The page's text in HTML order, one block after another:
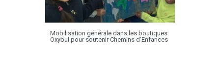
Mobilisation générale dans les boutiques
Oxybul pour soutenir Chemins d’Enfances